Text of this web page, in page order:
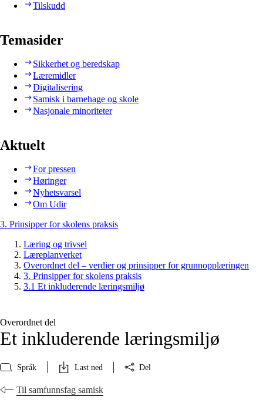
Tilskudd
Temasider
Sikkerhet og beredskap
Læremidler
Digitalisering
Samisk i barnehage og skole
Nasjonale minoriteter
Aktuelt
For pressen
Høringer
Nyhetsvarsel
Om Udir
3. Prinsipper for skolens praksis
Læring og trivsel
Læreplanverket
Overordnet del – verdier og prinsipper for grunnopplæringen
3. Prinsipper for skolens praksis
3.1 Et inkluderende læringsmiljø
Overordnet del
Et inkluderende læringsmiljø
Språk Last ned Del
Til samfunnsfag samisk